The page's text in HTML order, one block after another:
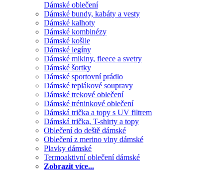
Dámské oblečení
Dámské bundy, kabáty a vesty
Dámské kalhoty
Dámské kombinézy
Dámské košile
Dámské legíny
Dámské mikiny, fleece a svetry
Dámské šortky
Dámské sportovní prádlo
Dámské teplákové soupravy
Dámské trekové oblečení
Dámské tréninkové oblečení
Dámská trička a topy s UV filtrem
Dámská trička, T-shirty a topy
Oblečení do deště dámské
Oblečení z merino vlny dámské
Plavky dámské
Termoaktivní oblečení dámské
Zobrazit více...